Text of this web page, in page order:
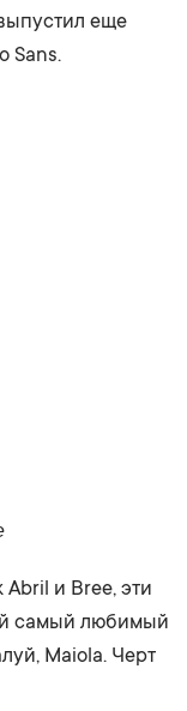
еще
Sans.
и Bree, эти
самый любимый
Maiola. Черт